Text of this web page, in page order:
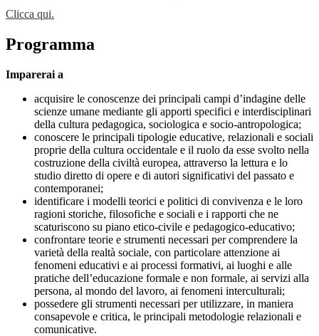
Clicca qui.
Programma
Imparerai a
acquisire le conoscenze dei principali campi d’indagine delle
scienze umane mediante gli apporti specifici e interdisciplinari
della cultura pedagogica, sociologica e socio-antropologica;
conoscere le principali tipologie educative, relazionali e sociali
proprie della cultura occidentale e il ruolo da esse svolto nella
costruzione della civiltà europea, attraverso la lettura e lo
studio diretto di opere e di autori significativi del passato e
contemporanei;
identificare i modelli teorici e politici di convivenza e le loro
ragioni storiche, filosofiche e sociali e i rapporti che ne
scaturiscono su piano etico-civile e pedagogico-educativo;
confrontare teorie e strumenti necessari per comprendere la
varietà della realtà sociale, con particolare attenzione ai
fenomeni educativi e ai processi formativi, ai luoghi e alle
pratiche dell’educazione formale e non formale, ai servizi alla
persona, al mondo del lavoro, ai fenomeni interculturali;
possedere gli strumenti necessari per utilizzare, in maniera
consapevole e critica, le principali metodologie relazionali e
comunicative.